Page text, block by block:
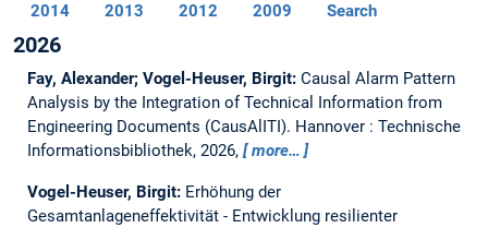
2014 2013 2012 2009 Search
2026
Fay, Alexander; Vogel-Heuser, Birgit: Causal Alarm Pattern
Analysis by the Integration of Technical Information from
Engineering Documents (CausAlITI). Hannover : Technische
Informationsbibliothek, 2026,
more…
Vogel-Heuser, Birgit: Erhöhung der
Gesamtanlageneffektivität - Entwicklung resilienter